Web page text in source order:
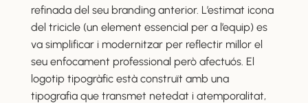
refinada del seu branding anterior. L’estimat icona
del tricicle (un element essencial per a l’equip) es
va simplificar i modernitzar per reflectir millor el
seu enfocament professional però afectuós. El
logotip tipogràfic està construït amb una
tipografia que transmet netedat i atemporalitat,